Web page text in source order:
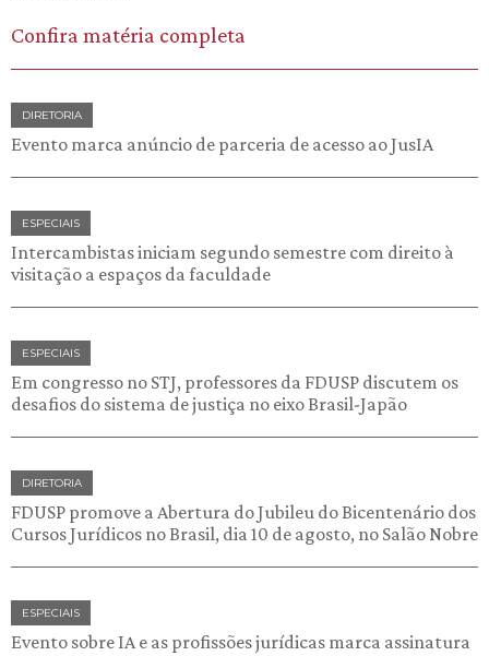
Confira matéria completa
DIRETORIA
Evento marca anúncio de parceria de acesso ao JusIA
ESPECIAIS
Intercambistas iniciam segundo semestre com direito à
visitação a espaços da faculdade
ESPECIAIS
Em congresso no STJ, professores da FDUSP discutem os
desafios do sistema de justiça no eixo Brasil-Japão
DIRETORIA
FDUSP promove a Abertura do Jubileu do Bicentenário dos
Cursos Jurídicos no Brasil, dia 10 de agosto, no Salão Nobre
ESPECIAIS
Evento sobre IA e as profissões jurídicas marca assinatura